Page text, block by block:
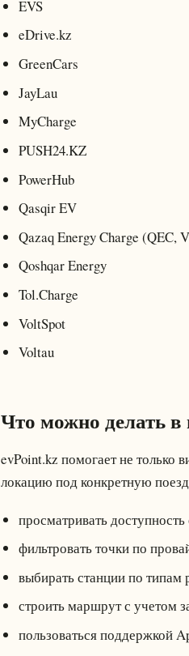
EVS
eDrive.kz
GreenCars
JayLau
MyCharge
PUSH24.KZ
PowerHub
Qasqir EV
Qazaq Energy Charge (QEC,
Qoshqar Energy
Tol.Charge
VoltSpot
Voltau
Что можно делать
evPoint.kz помогает не только
локацию под конкретную
просматривать
фильтровать точки по
выбирать станции по типам
строить маршрут с учетом
пользоваться поддержкой